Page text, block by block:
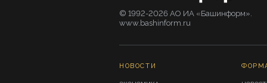
© 1992-2026 АО ИА «Башинформ».
www.bashinform.ru
НОВОСТИ